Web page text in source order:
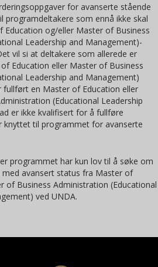
for avanserte stående
programdeltakere som ennå ikke skal
Education og/eller Master of Business
Leadership and Management)-
vil si at deltakere som allerede er
Education eller Master of Business
Leadership and Management)
fullført en Master of Education eller
(Educational Leadership
er ikke kvalifisert for å fullføre
knyttet til programmet for avanserte
programmet har kun lov til å søke om
med avansert status fra Master of
of Business Administration (Educational
ved UNDA.